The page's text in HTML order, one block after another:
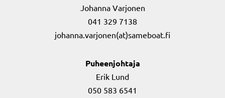
Johanna Varjonen
041 329 7138
johanna.varjonen(at)sameboat.fi
Puheenjohtaja
Erik Lund
050 583 6541